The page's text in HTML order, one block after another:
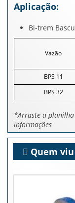
Aplicação:
Bi-trem
Vazão
BPS 11
BPS 32
*Arraste a
informações
Quem